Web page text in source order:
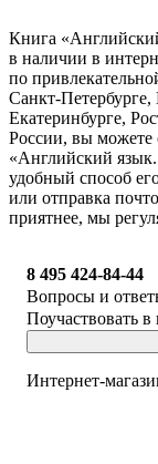
Книга
в наличии в
по
Санкт-
Екатеринбурге,
России, вы можете
«Английский язык.
удобный способ
или отправка
приятнее, мы
8 495 424-84-44
Вопросы и
Поучаствовать
Интернет-